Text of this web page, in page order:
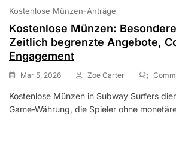
Kostenlose Münzen-Anträge
Kostenlose Münzen:
Zeitlich begrenzte Angebote,
Engagement
Mar 5, 2026 Zoe Carter
Kostenlose Münzen in Subway Surfers
Game-Währung, die Spieler ohne